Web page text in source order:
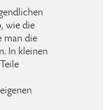
wie die
man die
In kleinen